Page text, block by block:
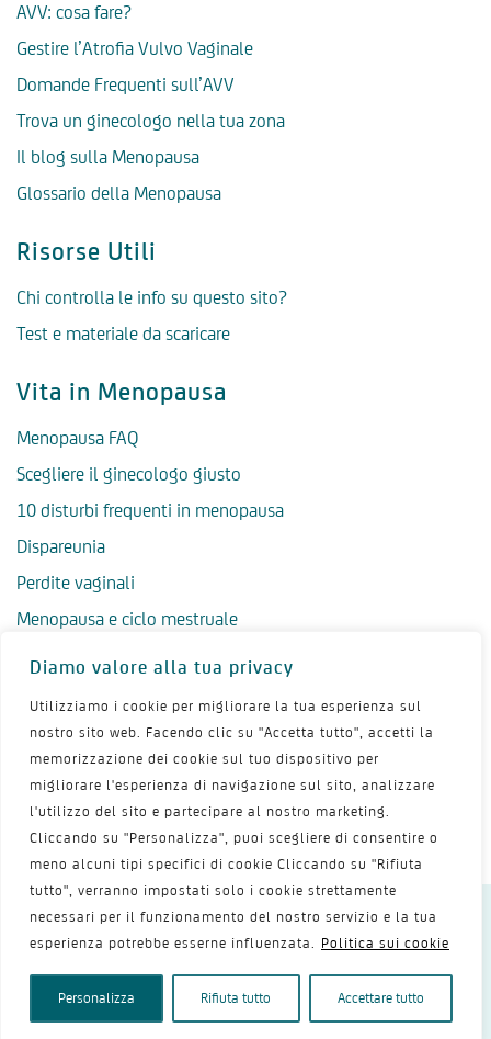
Diamo valore alla tua privacy
Utilizziamo i cookie per migliorare la tua esperienza sul
nostro sito web. Facendo clic su "Accetta tutto", accetti la
memorizzazione dei cookie sul tuo dispositivo per
migliorare l'esperienza di navigazione sul sito, analizzare
l'utilizzo del sito e partecipare al nostro marketing.
Cliccando su "Personalizza", puoi scegliere di consentire o
meno alcuni tipi specifici di cookie Cliccando su "Rifiuta
tutto", verranno impostati solo i cookie strettamente
necessari per il funzionamento del nostro servizio e la tua
esperienza potrebbe esserne influenzata. Politica sui cookie
Personalizza Rifiuta tutto Accettare tutto
AVV: cosa fare?
Gestire l’Atrofia Vulvo Vaginale
Domande Frequenti sull’AVV
Trova un ginecologo nella tua zona
Il blog sulla Menopausa
Glossario della Menopausa
Risorse Utili
Chi controlla le info su questo sito?
Test e materiale da scaricare
Vita in Menopausa
Menopausa FAQ
Scegliere il ginecologo giusto
10 disturbi frequenti in menopausa
Dispareunia
Perdite vaginali
Menopausa e ciclo mestruale
Menopausa precoce
Salute psicologica in menopausa
Igiene intima in menopausa
Menopausa e sport
Dichiarazione sulla privacy
Termini d’uso
Politica dei cookie
Mappa del sito Contattaci
Copyright 2026 - Shionogi Srl